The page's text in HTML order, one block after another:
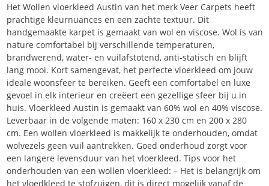
Het Wollen vloerkleed Austin van het merk Veer Carpets heeft
prachtige kleurnuances en een zachte textuur. Dit
handgemaakte karpet is gemaakt van wol en viscose. Wol is van
nature comfortabel bij verschillende temperaturen,
brandwerend, water- en vuilafstotend, anti-statisch en blijft
lang mooi. Kort samengevat, het perfecte vloerkleed om jouw
ideale woonsfeer te bereiken. Geeft een comfortabel en luxe
gevoel in elk interieur en creëert een gezellige sfeer bij u in
huis. Vloerkleed Austin is gemaakt van 60% wol en 40% viscose.
Leverbaar in de volgende maten: 160 x 230 cm en 200 x 280
cm. Een wollen vloerkleed is makkelijk te onderhouden, omdat
wolvezels geen vuil aantrekken. Goed onderhoud zorgt voor
een langere levensduur van het vloerkleed. Tips voor het
onderhouden van een wollen vloerkleed: – Het is belangrijk om
het vloedkleed te stofzuigen, dit is direct mogelijk vanaf de